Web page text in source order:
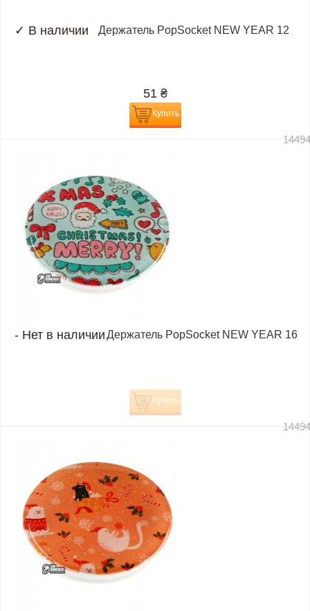
✓ В наличии Держатель PopSocket NEW YEAR 12
51 ₴
Купить
- Нет в наличииДержатель PopSocket NEW YEAR 16
Купить